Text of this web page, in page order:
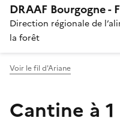
DRAAF Bourgogne -
Direction régionale de
la forêt
Voir le fil d'Ariane
Cantine à